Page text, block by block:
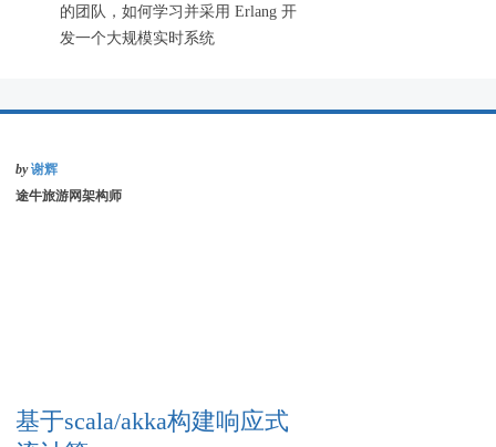
的团队，如何学习并采用 Erlang 开
发一个大规模实时系统
by 谢辉
途牛旅游网架构师
基于scala/akka构建响应式